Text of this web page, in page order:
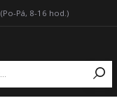
(Po-Pá, 8-16 hod.)